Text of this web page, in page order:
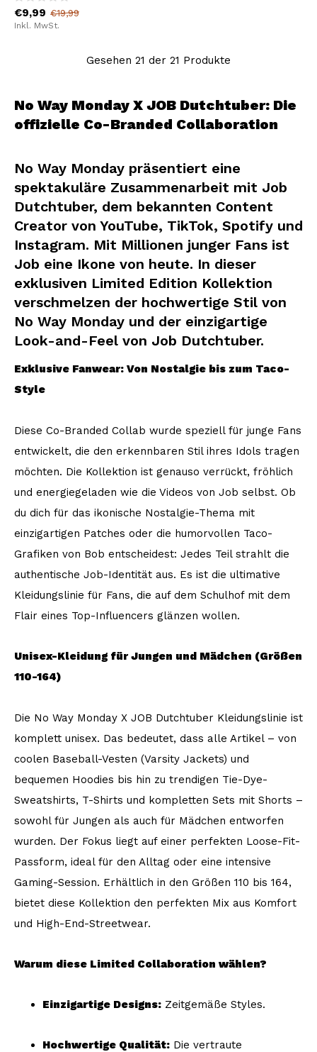
€9,99 €19,99
Inkl. MwSt.
Gesehen 21 der 21 Produkte
No Way Monday X JOB Dutchtuber: Die
offizielle Co-Branded Collaboration
No Way Monday präsentiert eine
spektakuläre Zusammenarbeit mit Job
Dutchtuber, dem bekannten Content
Creator von YouTube, TikTok, Spotify und
Instagram. Mit Millionen junger Fans ist
Job eine Ikone von heute. In dieser
exklusiven Limited Edition Kollektion
verschmelzen der hochwertige Stil von
No Way Monday und der einzigartige
Look-and-Feel von Job Dutchtuber.
Exklusive Fanwear: Von Nostalgie bis zum Taco-
Style
Diese Co-Branded Collab wurde speziell für junge Fans
entwickelt, die den erkennbaren Stil ihres Idols tragen
möchten. Die Kollektion ist genauso verrückt, fröhlich
und energiegeladen wie die Videos von Job selbst. Ob
du dich für das ikonische Nostalgie-Thema mit
einzigartigen Patches oder die humorvollen Taco-
Grafiken von Bob entscheidest: Jedes Teil strahlt die
authentische Job-Identität aus. Es ist die ultimative
Kleidungslinie für Fans, die auf dem Schulhof mit dem
Flair eines Top-Influencers glänzen wollen.
Unisex-Kleidung für Jungen und Mädchen (Größen
110-164)
Die No Way Monday X JOB Dutchtuber Kleidungslinie ist
komplett unisex. Das bedeutet, dass alle Artikel – von
coolen Baseball-Vesten (Varsity Jackets) und
bequemen Hoodies bis hin zu trendigen Tie-Dye-
Sweatshirts, T-Shirts und kompletten Sets mit Shorts –
sowohl für Jungen als auch für Mädchen entworfen
wurden. Der Fokus liegt auf einer perfekten Loose-Fit-
Passform, ideal für den Alltag oder eine intensive
Gaming-Session. Erhältlich in den Größen 110 bis 164,
bietet diese Kollektion den perfekten Mix aus Komfort
und High-End-Streetwear.
Warum diese Limited Collaboration wählen?
Einzigartige Designs: Zeitgemäße Styles.
Hochwertige Qualität: Die vertraute